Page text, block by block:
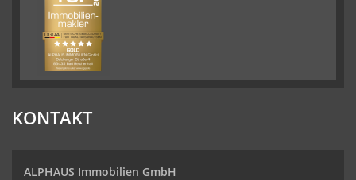
KONTAKT
ALPHAUS Immobilien GmbH